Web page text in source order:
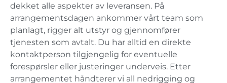
dekket alle aspekter av leveransen. På
arrangementsdagen ankommer vårt team som
planlagt, rigger alt utstyr og gjennomfører
tjenesten som avtalt. Du har alltid en direkte
kontaktperson tilgjengelig for eventuelle
forespørsler eller justeringer underveis. Etter
arrangementet håndterer vi all nedrigging og